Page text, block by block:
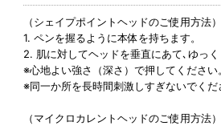
（シェイプポイントヘッドのご使用方法）
1. ペンを握るように本体を持ちます。
2. 肌に対してヘッドを垂直にあて､ゆっく
※心地よい強さ（深さ）で押してください。
※同一か所を長時間刺激しすぎないでくだ
（マイクロカレントヘッドのご使用方法）